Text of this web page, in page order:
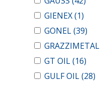
GIENEX(1)
GONEL(39)
GRAZZIMETAL
GT OIL(16)
GULF OIL(28)